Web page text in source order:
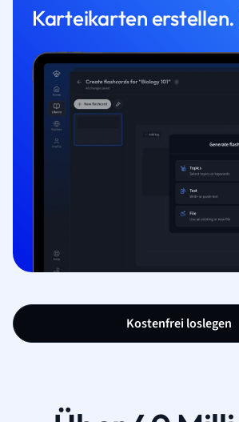
Karteikarten erstellen.
Kostenfrei loslegen